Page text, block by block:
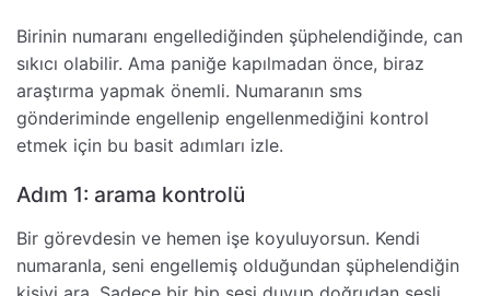
Birinin numaranı engellediğinden şüphelendiğinde, can
sıkıcı olabilir. Ama paniğe kapılmadan önce, biraz
araştırma yapmak önemli. Numaranın sms
gönderiminde engellenip engellenmediğini kontrol
etmek için bu basit adımları izle.
Adım 1: arama kontrolü
Bir görevdesin ve hemen işe koyuluyorsun. Kendi
numaranla, seni engellemiş olduğundan şüphelendiğin